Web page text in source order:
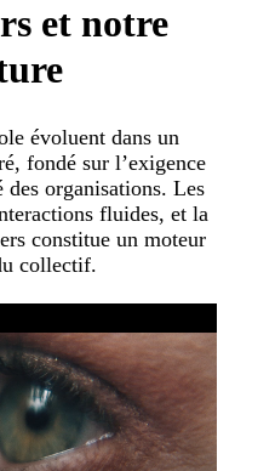
et notre
évoluent dans un
fondé sur l’exigence
organisations. Les
fluides, et la
constitue un moteur
collectif.